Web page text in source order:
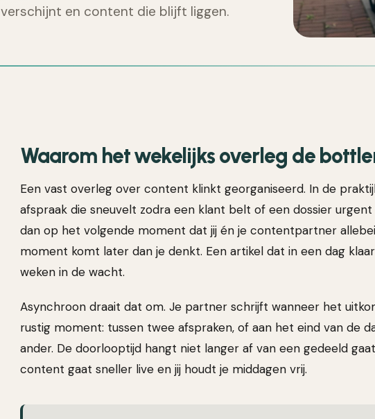
en content die blijft liggen.
Waarom het wekelijks overleg de
Een vast overleg over content klinkt georganiseerd. In de
afspraak die sneuvelt zodra een klant belt of een dossier
dan op het volgende moment dat jij én je contentpartner
moment komt later dan je denkt. Een artikel dat in een dag
weken in de wacht.
Asynchroon draait dat om. Je partner schrijft wanneer het
rustig moment: tussen twee afspraken, of aan het eind van de
ander. De doorlooptijd hangt niet langer af van een gedeeld
content gaat sneller live en jij houdt je middagen vrij.